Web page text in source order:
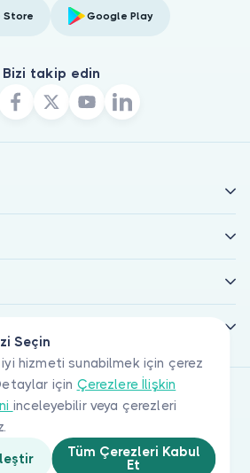
Seçin
hizmeti sunabilmek için çerez
için Çerezlere İlişkin
inceleyebilir veya çerezleri
Tüm Çerezleri Kabul
Et
Store Google Play
Bizi takip edin